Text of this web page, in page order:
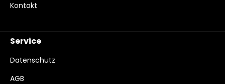
Kontakt
Service
Datenschutz
AGB